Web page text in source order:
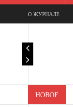
О ЖУРНАЛЕ
НОВОЕ
«Редакция